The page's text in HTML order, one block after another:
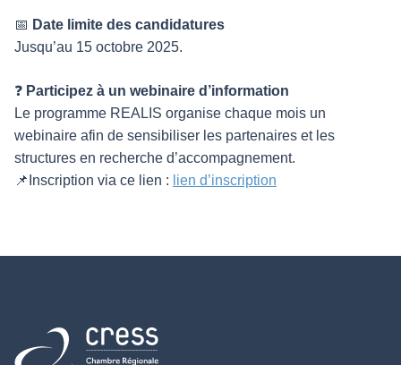
📅 Date limite des candidatures
Jusqu’au 15 octobre 2025.
❓ Participez à un webinaire d’information
Le programme REALIS organise chaque mois un
webinaire afin de sensibiliser les partenaires et les
structures en recherche d’accompagnement.
📌Inscription via ce lien : lien d’inscription
Retour à l'accueil